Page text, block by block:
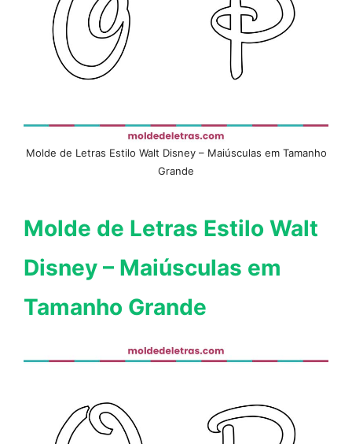
Molde de Letras Estilo Walt Disney – Maiúsculas em Tamanho
Grande
Molde de Letras Estilo Walt
Disney – Maiúsculas em
Tamanho Grande